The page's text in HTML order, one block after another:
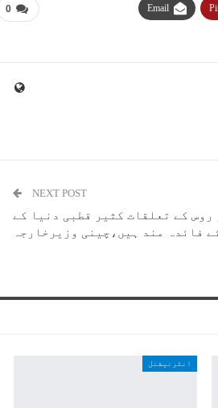
0 Email
NEXT POST
روس کے تعلقات کثیر قطبی دنیا کے
فائدہ مند ہیں،چینی وزیرخارجہ
انٹرنیشنل